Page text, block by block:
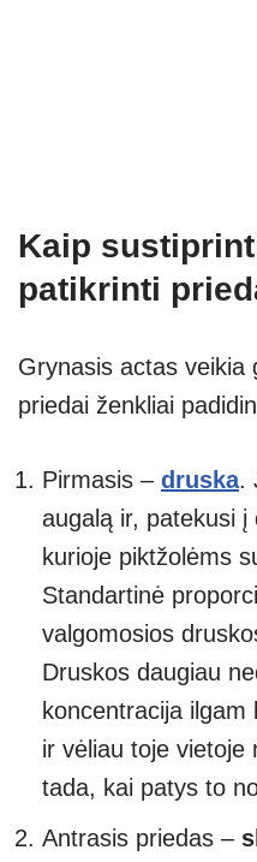
Kaip
patikrinti
Grynasis actas veikia
priedai ženkliai
Pirmasis – druska.
augalą ir, patekusi į
kurioje piktžolėms
Standartinė
valgomosios
Druskos daugiau
koncentracija ilgam
ir vėliau toje vietoje
tada, kai patys to
Antrasis priedas –